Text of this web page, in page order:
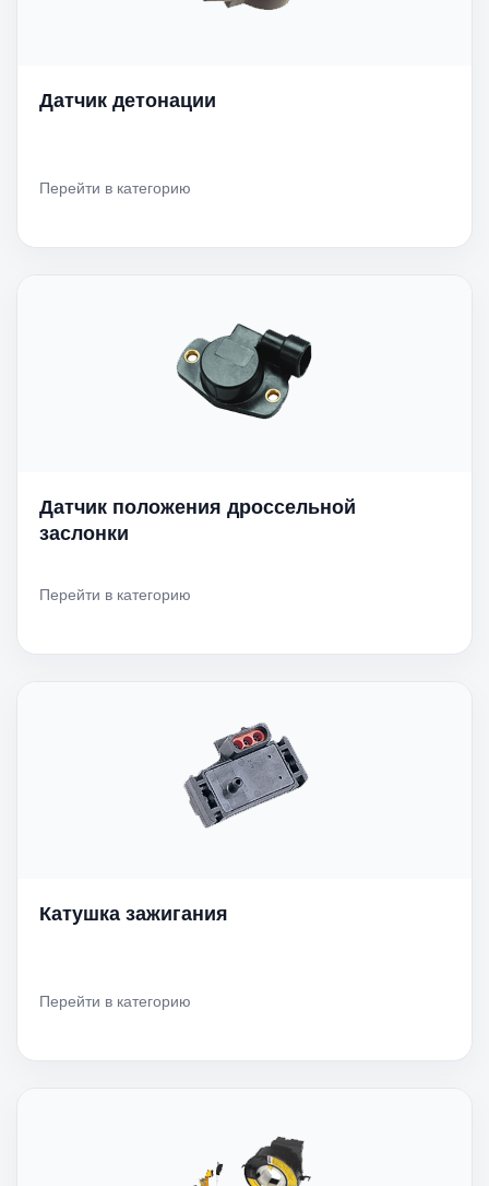
Датчик детонации
Перейти в категорию
Датчик положения дроссельной
заслонки
Перейти в категорию
Катушка зажигания
Перейти в категорию